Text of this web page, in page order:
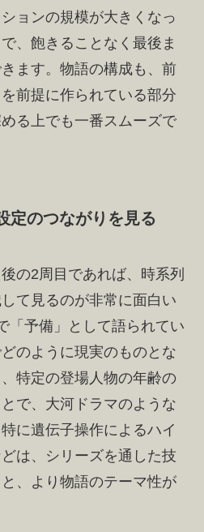
ョンの規模が大きくなっ
、飽きることなく最後ま
ます。物語の構成も、前
前提に作られている部分
る上でも一番スムーズで
定のつながりを見る
の2周目であれば、時系列
て見るのが非常に面白い
「予備」として語られてい
のように現実のものとな
特定の登場人物の年齢の
で、大河ドラマのような
に遺伝子操作によるハイ
は、シリーズを通した技
、より物語のテーマ性が